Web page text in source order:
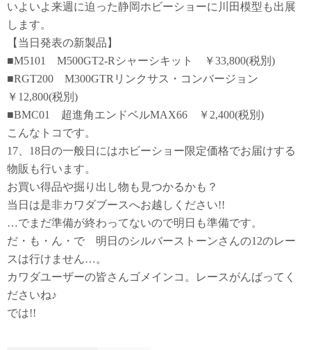
いよいよ来週に迫った静岡ホビーショーに川田模型も出展
します。
【当日発表の新製品】
■M5101 M500GT2-Rシャーシキット ￥33,800(税別)
■RGT200 M300GTRリンクサス・コンバージョン
￥12,800(税別)
■BMC01 超進角エンドベルMAX66 ￥2,400(税別)
こんなトコです。
17、18日の一般日にはホビーショー限定価格でお届けする
物販も行います。
お買い得品や掘り出し物も見つかるかも？
当日は是非カワダブースへお越しください!!
…でまだ準備が終わってないので明日も準備です。
だ・も・ん・で 明日のシルバーストーンさんの12のレー
スは行けません…。
カワダユーザーの皆さんゴメインコ。レースがんばってく
ださいね♪
では!!